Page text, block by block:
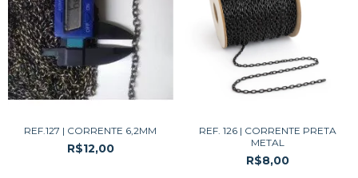
REF.127 | CORRENTE 6,2MM
R$12,00
REF. 126 | CORRENTE PRETA
METAL
R$8,00